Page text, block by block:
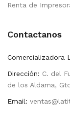
Renta de
Contactanos
Comercializadora
Dirección: C. del
de los Aldama,
Email: